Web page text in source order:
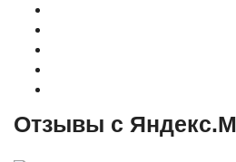
Отзывы с